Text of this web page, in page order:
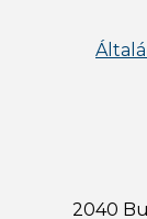
2040